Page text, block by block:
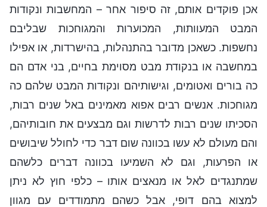
אכן פוקדים אותם, זה סיפור אחר – המחשבות ונקודות
המבט המעוותות, המכוערות והמגוחכות שבליבם
נחשפות. כשאכן מדובר בהתנהלות, בהישרדות, או אפילו
במחשבה או בנקודת מבט מסוימת בחיים, בני אדם הם
כה בורים ואטומים, וגישותיהם ונקודות המבט שלהם כה
מגוחכות. אנשים רבים אפוא מאמינים באל שנים רבות,
הסכיתו שנים רבות לדרשות וגם מבצעים את חובותיהם,
והם מעולם לא עשו בכוונה שום דבר כדי לחולל שיבושים
או הפרעות, וגם לא השמיעו בכוונה דברים כלשהם
שמתנגדים לאל או מנאצים אותו – כלפי חוץ לא ניתן
למצוא בהם דופי, אבל כשהם מתמודדים עם מגוון